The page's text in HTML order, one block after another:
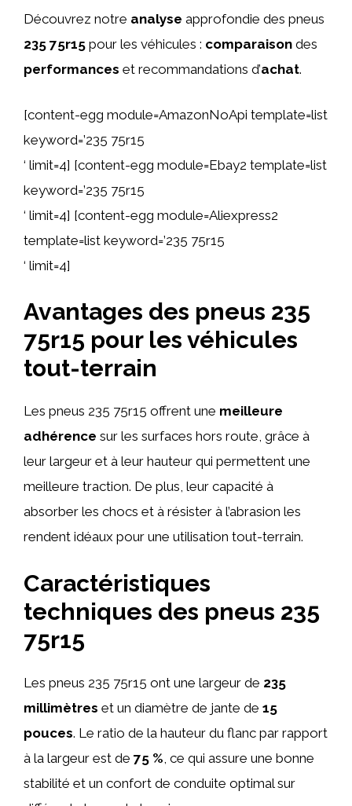
Découvrez notre analyse approfondie des pneus
235 75r15 pour les véhicules : comparaison des
performances et recommandations d’achat.
[content-egg module=AmazonNoApi template=list
keyword=’235 75r15
‘ limit=4] [content-egg module=Ebay2 template=list
keyword=’235 75r15
‘ limit=4] [content-egg module=Aliexpress2
template=list keyword=’235 75r15
‘ limit=4]
Avantages des pneus 235
75r15 pour les véhicules
tout-terrain
Les pneus 235 75r15 offrent une meilleure
adhérence sur les surfaces hors route, grâce à
leur largeur et à leur hauteur qui permettent une
meilleure traction. De plus, leur capacité à
absorber les chocs et à résister à l’abrasion les
rendent idéaux pour une utilisation tout-terrain.
Caractéristiques
techniques des pneus 235
75r15
Les pneus 235 75r15 ont une largeur de 235
millimètres et un diamètre de jante de 15
pouces. Le ratio de la hauteur du flanc par rapport
à la largeur est de 75 % , ce qui assure une bonne
stabilité et un confort de conduite optimal sur